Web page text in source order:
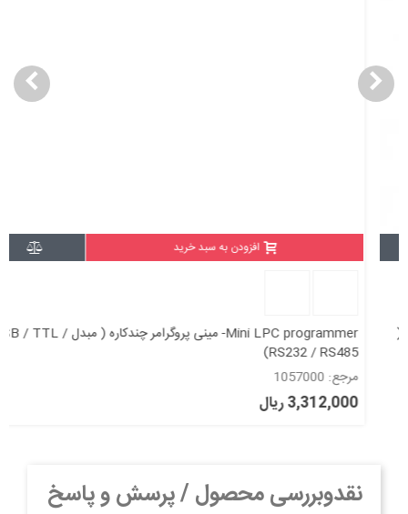
افزودن به سبد خرید
Mini LPC programmer- مینی پروگرامر چندکاره ( مبدل USB / TTL /
RS232 / RS485)
مرجع: 1057000
3,312,000 ریال
نقدوبررسی محصول / پرسش و پاسخ